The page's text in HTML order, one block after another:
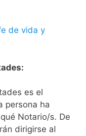
de vida y
es el
persona ha
Notario/s. De
dirigirse al